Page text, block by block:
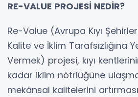
RE-VALUE PROJESİ NEDİR?
Re-Value (Avrupa Kıyı
Kalite ve İklim Tarafsızlığına
Vermek) projesi, kıyı
kadar iklim nötrlüğüne
mekânsal kalitelerini